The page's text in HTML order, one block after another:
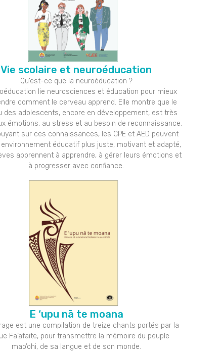
Vie scolaire et neuroéducation
Qu’est-ce que la neuroéducation ?
lie neurosciences et éducation pour mieux
comment le cerveau apprend. Elle montre que le
des adolescents, encore en développement, est très
émotions, au stress et au besoin de reconnaissance.
sur ces connaissances, les CPE et AED peuvent
éducatif plus juste, motivant et adapté,
apprennent à apprendre, à gérer leurs émotions et
à progresser avec confiance.
E ‘upu nā te moana
est une compilation de treize chants portés par la
Fa‘afaite, pour transmettre la mémoire du peuple
mao’ohi, de sa langue et de son monde.